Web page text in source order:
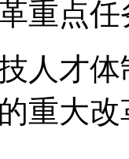
重点
人才
重大